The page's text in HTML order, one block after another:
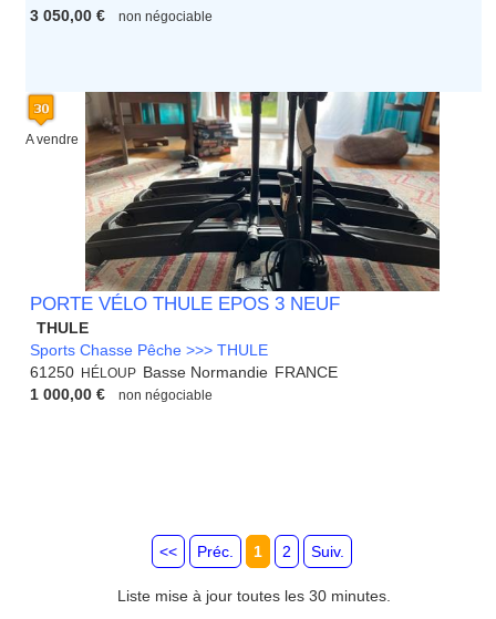
3 050,00 €
non négociable
A vendre
PORTE VÉLO THULE EPOS 3 NEUF
THULE
Sports Chasse Pêche >>> THULE
61250
HÉLOUP Basse Normandie FRANCE
1 000,00 €
non négociable
<< Préc. 1 2 Suiv.
Liste mise à jour toutes les 30 minutes.